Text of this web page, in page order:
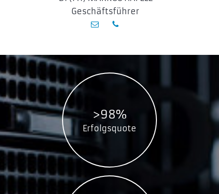
Geschäftsführer
>98%
Erfolgsquote